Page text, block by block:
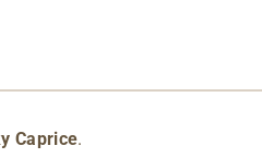
Caprice.